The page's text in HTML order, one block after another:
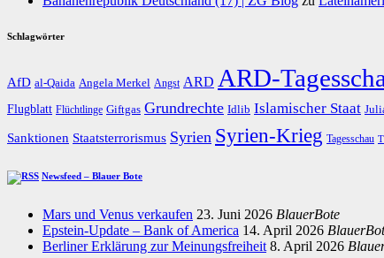
Schlagwörter
AfD al-Qaida Angela Merkel Angst ARD ARD-
Flugblatt Flüchtlinge Giftgas Grundrechte Idlib Islamischer Staat
Sanktionen Staatsterrorismus Syrien Syrien-Krieg Tagesschau
Newsfeed – Blauer Bote
Mars und Venus verkaufen 23. Juni 2026 BlauerBote
Epstein-Update – Bank of America 14. April 2026
Berliner Erklärung zur Meinungsfreiheit 8. April 2026